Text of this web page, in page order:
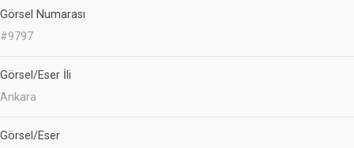
Görsel Numarası
#9797
Görsel/Eser İli
Ankara
Görsel/Eser